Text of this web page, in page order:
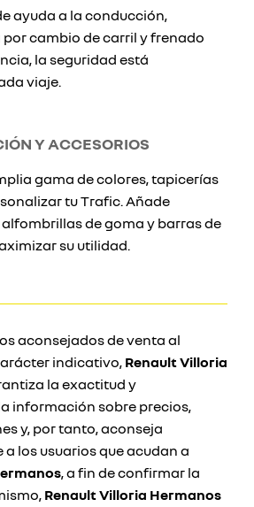
ayuda a la conducción,
cambio de carril y frenado
la seguridad está
viaje.
Y ACCESORIOS
gama de colores, tapicerías
tu Trafic. Añade
de goma y barras de
su utilidad.
aconsejados de venta al
indicativo, Renault Villoria
la exactitud y
información sobre precios,
y, por tanto, aconseja
los usuarios que acudan a
, a fin de confirmar la
Renault Villoria Hermanos